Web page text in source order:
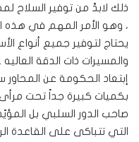
ذلك لابدَّ من توفير السلاح
، وهو الأمر المهم في هذه
يحتاج لتوفير جميع أنواع
والمسيرات ذات الدقة العاليه .
إبتعاد الحكومة عن
بكميات كبيرة جداً تحت
صاحب الدور السلبي بل
التي تتباكى على القاعدة